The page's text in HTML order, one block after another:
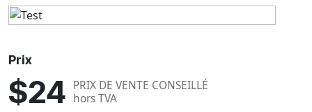
Prix
$24 PRIX DE VENTE CONSEILLÉ
hors TVA